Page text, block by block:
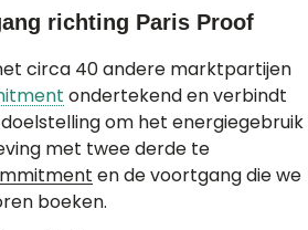
richting Paris Proof
circa 40 andere marktpartijen
ondertekend en verbindt
om het energiegebruik
met twee derde te
en de voortgang die we
boeken.